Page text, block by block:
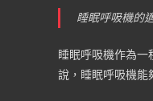
睡眠呼吸機的
睡眠呼吸機作為
說，睡眠呼吸機能